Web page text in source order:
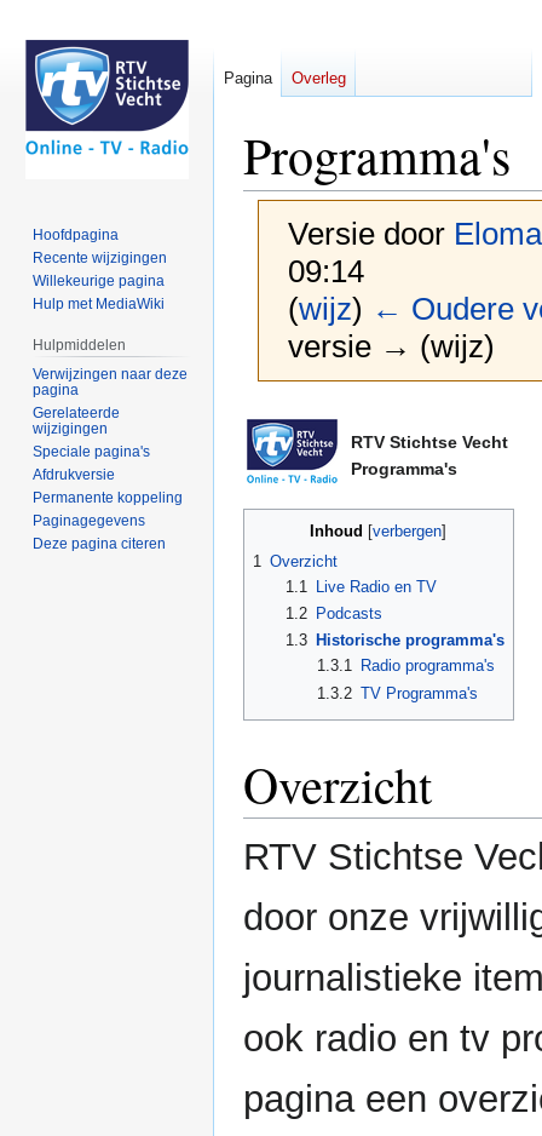
Programma's
Versie door
09:14
(wijz) ← Oudere
versie → (wijz)
navigatie
springen
zoeken
springen
RTV Stichtse Vecht
Programma's
Inhoud
1 Overzicht
1.1
Live Radio en TV
1.2
Podcasts
1.3
Historische programma's
1.3.1 Radio programma's
1.3.2 TV Programma's
Overzicht
RTV Stichtse
door onze
journalistieke
ook radio en tv
pagina een
Pagina Overleg
Hoofdpagina
Recente wijzigingen
Willekeurige pagina
Hulp met MediaWiki
Hulpmiddelen
Verwijzingen naar deze
pagina
Gerelateerde
wijzigingen
Speciale pagina's
Afdrukversie
Permanente koppeling
Paginagegevens
Deze pagina citeren